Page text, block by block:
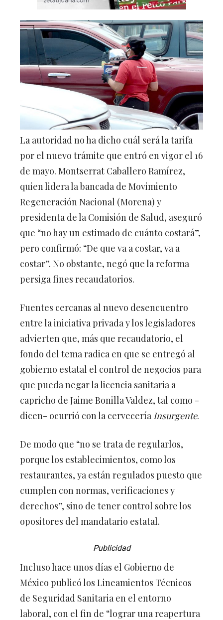
La autoridad no ha dicho cuál será la tarifa
por el nuevo trámite que entró en vigor el 16
de mayo. Montserrat Caballero Ramírez,
quien lidera la bancada de Movimiento
Regeneración Nacional (Morena) y
presidenta de la Comisión de Salud, aseguró
que “no hay un estimado de cuánto costará”,
pero confirmó: “De que va a costar, va a
costar”. No obstante, negó que la reforma
persiga fines recaudatorios.
Fuentes cercanas al nuevo desencuentro
entre la iniciativa privada y los legisladores
advierten que, más que recaudatorio, el
fondo del tema radica en que se entregó al
gobierno estatal el control de negocios para
que pueda negar la licencia sanitaria a
capricho de Jaime Bonilla Valdez, tal como -
dicen- ocurrió con la cervecería
Insurgente
De modo que “no se trata de regularlos,
porque los establecimientos, como los
restaurantes, ya están regulados puesto que
cumplen con normas, verificaciones y
derechos”, sino de tener control sobre los
opositores del mandatario estatal.
Publicidad
Incluso hace unos días el Gobierno de
México publicó los Lineamientos Técnicos
de Seguridad Sanitaria en el entorno
laboral, con el fin de “lograr una reapertura